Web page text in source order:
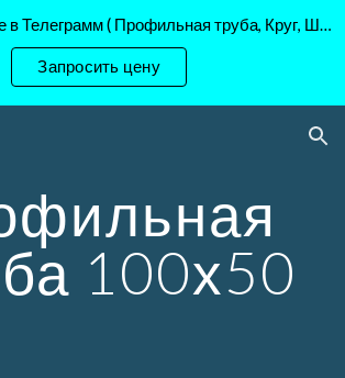
Skip to navigation
Металл в Ташкенте в Телеграмм ( Профильная труба, Круг, Шестигранник Ст45, 40Х, )
Запросить цену
100х50